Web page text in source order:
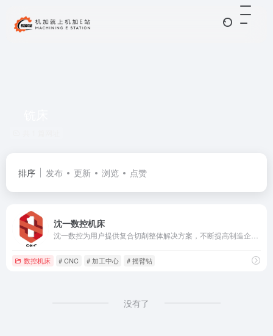
排序 发布 更新 浏览 点赞
沈一数控机床
数控机床 # CNC # 加工中心 # 摇臂钻
没有了